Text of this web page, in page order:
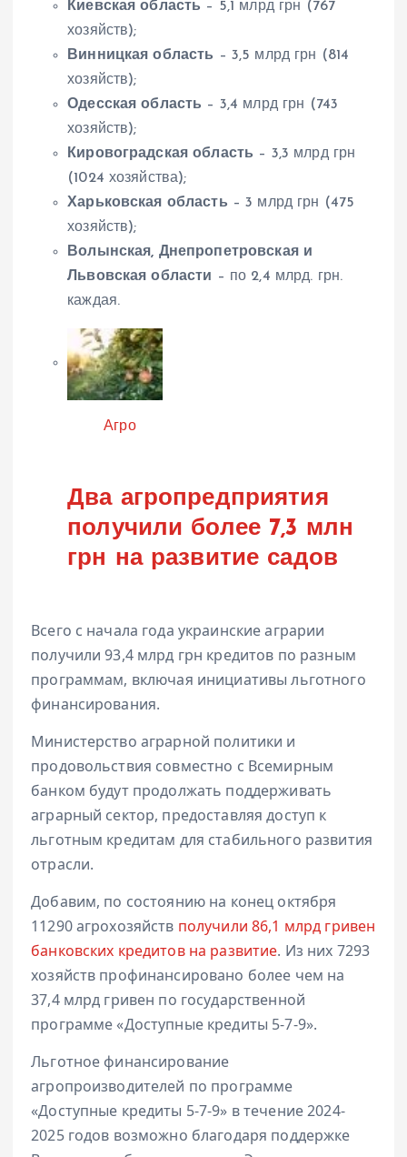
Киевская область – 5,1 млрд грн (767
хозяйств);
Винницкая область – 3,5 млрд грн (814
хозяйств);
Одесская область – 3,4 млрд грн (743
хозяйств);
Кировоградская область – 3,3 млрд грн
(1024 хозяйства);
Харьковская область – 3 млрд грн (475
хозяйств);
Волынская, Днепропетровская и
Львовская области – по 2,4 млрд. грн.
каждая.
Категория
Агро
Два агропредприятия
получили более 7,3 млн
грн на развитие садов
Всего с начала года украинские аграрии
получили 93,4 млрд грн кредитов по разным
программам, включая инициативы льготного
финансирования.
Министерство аграрной политики и
продовольствия совместно с Всемирным
банком будут продолжать поддерживать
аграрный сектор, предоставляя доступ к
льготным кредитам для стабильного развития
отрасли.
Добавим, по состоянию на конец октября
11290 агрохозяйств получили 86,1 млрд гривен
банковских кредитов на развитие. Из них 7293
хозяйств профинансировано более чем на
37,4 млрд гривен по государственной
программе «Доступные кредиты 5-7-9».
Льготное финансирование
агропроизводителей по программе
«Доступные кредиты 5-7-9» в течение 2024-
2025 годов возможно благодаря поддержке